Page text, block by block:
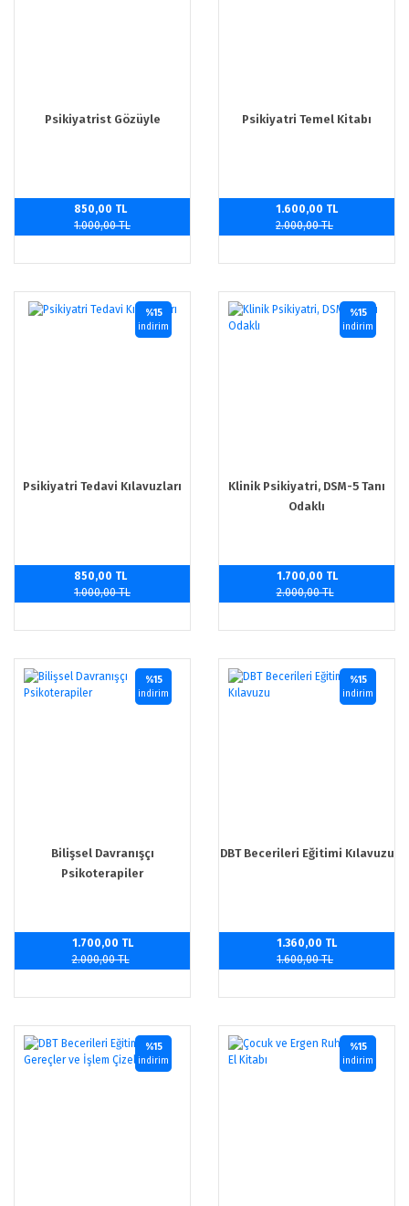
Psikiyatrist Gözüyle
850,00 TL
1.000,00 TL
Psikiyatri Temel Kitabı
1.600,00 TL
2.000,00 TL
Psikiyatri Tedavi Kılavuzları
%15
indirim
850,00 TL
1.000,00 TL
Klinik Psikiyatri, DSM-5 Tanı
Odaklı
%15
indirim
1.700,00 TL
2.000,00 TL
Bilişsel Davranışçı
Psikoterapiler
%15
indirim
1.700,00 TL
2.000,00 TL
DBT Becerileri Eğitimi Kılavuzu
%15
indirim
1.360,00 TL
1.600,00 TL
%15
indirim
%15
indirim